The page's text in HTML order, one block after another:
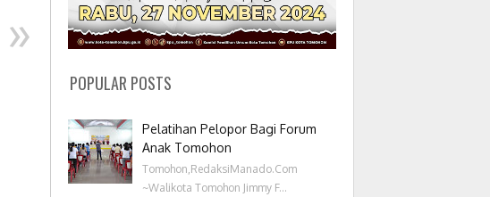
»
POPULAR POSTS
Pelatihan Pelopor Bagi Forum
Anak Tomohon
Tomohon,RedaksiManado.Com
~Walikota Tomohon Jimmy F...